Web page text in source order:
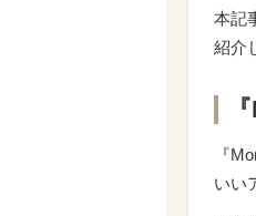
本記
紹介
『
いい